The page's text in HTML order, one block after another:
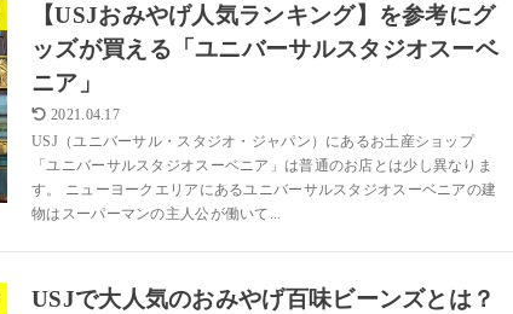
【USJおみやげ人気ランキング】を参考にグ
ッズが買える「ユニバーサルスタジオスーベ
ニア」
2021.04.17
USJ（ユニバーサル・スタジオ・ジャパン）にあるお土産ショップ
「ユニバーサルスタジオスーベニア」は普通のお店とは少し異なりま
す。 ニューヨークエリアにあるユニバーサルスタジオスーベニアの建
物はスーパーマンの主人公が働いて...
USJで大人気のおみやげ百味ビーンズとは？